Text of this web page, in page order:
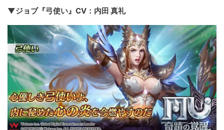
▼ジョブ『弓使い』CV：内田 真礼